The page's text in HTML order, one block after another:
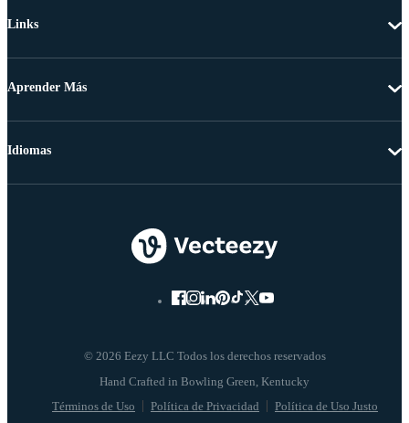
Links
Aprender Más
© 2026 Eezy LLC Todos los derechos reservados
Términos de Uso Política de Privacidad Política de Uso Justo
Idiomas